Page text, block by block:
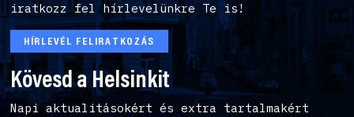
iratkozz fel hírlevelünkre Te is!
HÍRLEVÉL FELIRATKOZÁS
Kövesd a Helsinkit
Napi aktualitásokért és extra tartalmakért